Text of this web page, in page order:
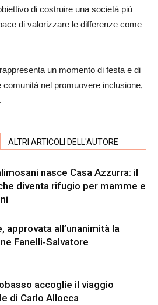
di costruire una società più
di valorizzare le differenze come
un momento di festa e di
comunità nel promuovere inclusione,
ALTRI ARTICOLI DELL'AUTORE
nasce Casa Azzurra: il
diventa rifugio per mamme e
approvata all’unanimità la
Fanelli‑Salvatore
accoglie il viaggio
di Carlo Allocca